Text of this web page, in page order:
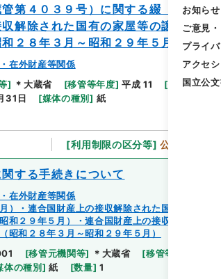
お知らせ
ご意見
プライ
アクセ
国立公
第４０３９号）に関する綴（昭和２
解除された国有の家屋等の譲渡又は
２８年３月～昭和２９年５月）
在外財産等関係
] ＊大蔵省 [移管等年度] 平成 11 [ 作成・取得
31日 [媒体の種別] 紙
[利用制限の区分等] 公開
する手続きについて
在外財産等関係
）・連合国財産上の接収解除された国有の家屋等
２９年５月）・連合国財産上の接収解除された
昭和２８年３月～昭和２９年５月）
[移管元機関等] ＊大蔵省 [移管等年度
体の種別 ] 紙 [数量] 1